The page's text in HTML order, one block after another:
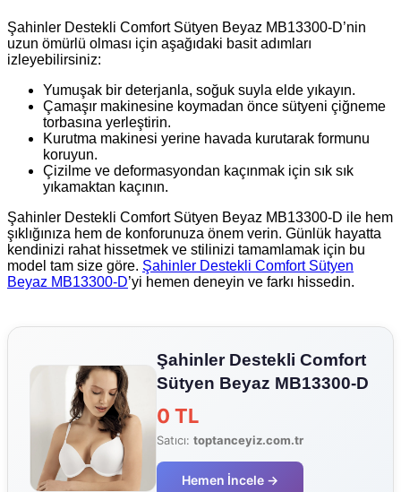
Şahinler Destekli Comfort Sütyen Beyaz MB13300-D’nin
uzun ömürlü olması için aşağıdaki basit adımları
izleyebilirsiniz:
Yumuşak bir deterjanla, soğuk suyla elde yıkayın.
Çamaşır makinesine koymadan önce sütyeni çiğneme
torbasına yerleştirin.
Kurutma makinesi yerine havada kurutarak formunu
koruyun.
Çizilme ve deformasyondan kaçınmak için sık sık
yıkamaktan kaçının.
Şahinler Destekli Comfort Sütyen Beyaz MB13300-D ile hem
şıklığınıza hem de konforunuza önem verin. Günlük hayatta
kendinizi rahat hissetmek ve stilinizi tamamlamak için bu
model tam size göre. Şahinler Destekli Comfort Sütyen
Beyaz MB13300-D’yi hemen deneyin ve farkı hissedin.
Şahinler Destekli Comfort
Sütyen Beyaz MB13300-D
0 TL
Satıcı: toptanceyiz.com.tr
Hemen İncele →